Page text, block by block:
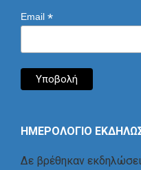
Email *
ΗΜΕΡΟΛΟΓΙΟ
Δε βρέθηκαν